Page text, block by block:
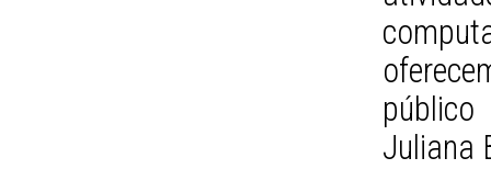
Juliana